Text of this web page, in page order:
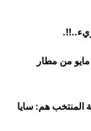
المنتخب الرديف سيغادر إلى الدوحة يوم 17 مايو من مطار
المنتخب هم: سايا